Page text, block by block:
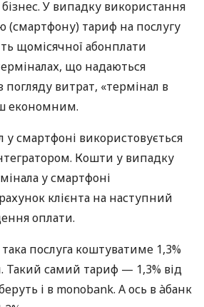
У випадку використання
(смартфону) тариф на послугу
щомісячної абонплати
що надаються
витрат, «термінал в
економним.
у смартфоні використовується
Кошти у випадку
у смартфоні
клієнта на наступний
оплати.
послуга коштуватиме 1,3%
Такий самий тариф — 1,3% від
і в monobank. А ось в àбанк